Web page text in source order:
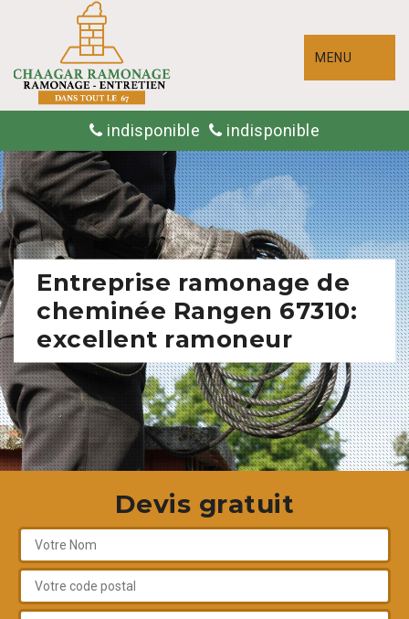
MENU
indisponible indisponible
Entreprise ramonage de
cheminée Rangen 67310:
excellent ramoneur
Devis gratuit